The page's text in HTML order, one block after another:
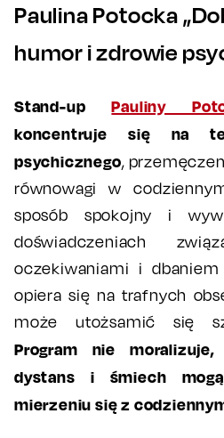
Paulina Potocka
humor i zdrowie
Stand-upPauliny
koncentruje się na
psychicznego,
równowagi w
sposób spokojny i
doświadczeniach
oczekiwaniami i
opiera się na trafnych
może utożsamić się
Program nie
dystans i śmiech
mierzeniu się z